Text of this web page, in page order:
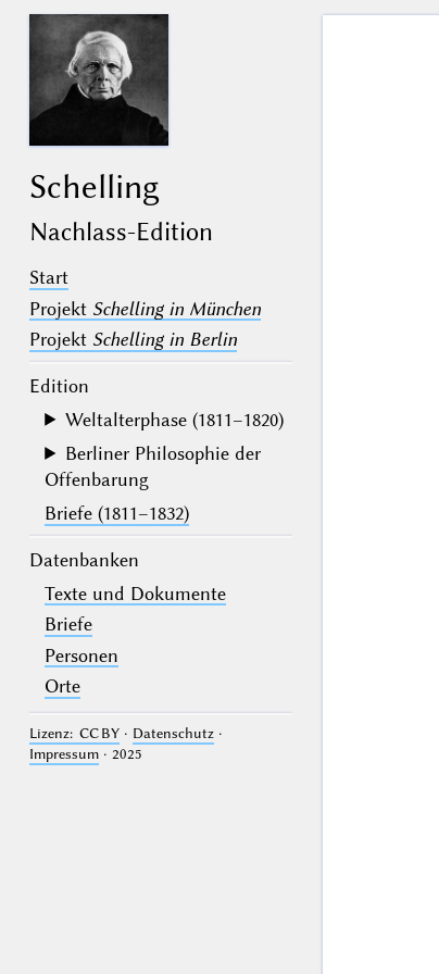
Schelling
Nachlass-Edition
Start
Projekt Schelling in München
Projekt Schelling in Berlin
Edition
Weltalterphase (1811–1820)
Berliner Philosophie der
Offenbarung
Briefe (1811–1832)
Datenbanken
Texte und Dokumente
Briefe
Personen
Orte
Lizenz: CC BY· Datenschutz·
Impressum· 2025